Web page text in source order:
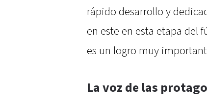
rápido desarrollo y
en este en esta etapa del
es un logro muy
La voz de las